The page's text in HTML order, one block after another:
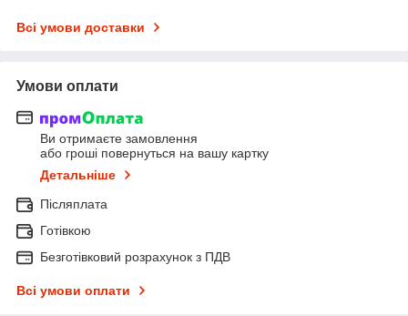
Всі умови доставки
Умови оплати
Ви отримаєте замовлення
або гроші повернуться на вашу картку
Детальніше
Післяплата
Готівкою
Безготівковий розрахунок з ПДВ
Всі умови оплати